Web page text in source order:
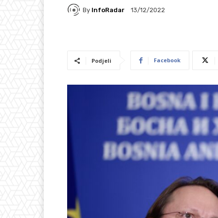
By InfoRadar 13/12/2022
Podjeli Facebook